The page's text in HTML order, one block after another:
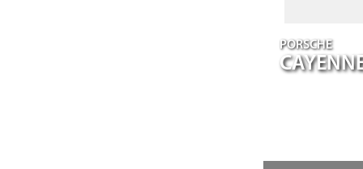
PORSCHE